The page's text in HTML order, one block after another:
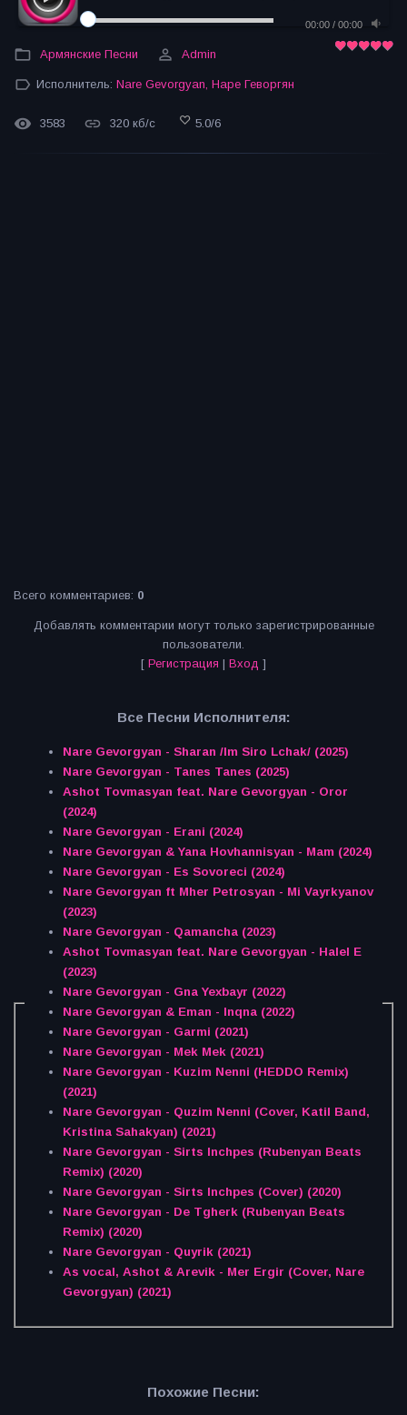
00:00 / 00:00
Армянские Песни Admin
Исполнитель: Nare Gevorgyan Наре Геворгян
3583 320 кб/с 5.0/6
Всего комментариев: 0
Добавлять комментарии могут только зарегистрированные
пользователи.
[ Регистрация | Вход ]
Все Песни Исполнителя:
Nare Gevorgyan - Sharan /Im Siro Lchak/ (2025)
Nare Gevorgyan - Tanes Tanes (2025)
Ashot Tovmasyan feat. Nare Gevorgyan - Oror
(2024)
Nare Gevorgyan - Erani (2024)
Nare Gevorgyan & Yana Hovhannisyan - Mam (2024)
Nare Gevorgyan - Es Sovoreci (2024)
Nare Gevorgyan ft Mher Petrosyan - Mi Vayrkyanov
(2023)
Nare Gevorgyan - Qamancha (2023)
Ashot Tovmasyan feat. Nare Gevorgyan - Halel E
(2023)
Nare Gevorgyan - Gna Yexbayr (2022)
Nare Gevorgyan & Eman - Inqna (2022)
Nare Gevorgyan - Garmi (2021)
Nare Gevorgyan - Mek Mek (2021)
Nare Gevorgyan - Kuzim Nenni (HEDDO Remix)
(2021)
Nare Gevorgyan - Quzim Nenni (Cover, Katil Band,
Kristina Sahakyan) (2021)
Nare Gevorgyan - Sirts Inchpes (Rubenyan Beats
Remix) (2020)
Nare Gevorgyan - Sirts Inchpes (Cover) (2020)
Nare Gevorgyan - De Tgherk (Rubenyan Beats
Remix) (2020)
Nare Gevorgyan - Quyrik (2021)
As vocal, Ashot & Arevik - Mer Ergir (Cover, Nare
Gevorgyan) (2021)
Похожие Песни: